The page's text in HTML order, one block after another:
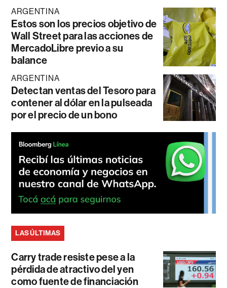
ARGENTINA
Estos son los precios objetivo de
Wall Street para las acciones de
MercadoLibre previo a su
balance
ARGENTINA
Detectan ventas del Tesoro para
contener al dólar en la pulseada
por el precio de un bono
LAS ÚLTIMAS
Carry trade resiste pese a la
pérdida de atractivo del yen
como fuente de financiación